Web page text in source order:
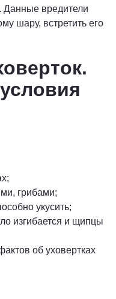
Данные вредители
шару, встретить его
грибами;
укусить;
изгибается и щипцы